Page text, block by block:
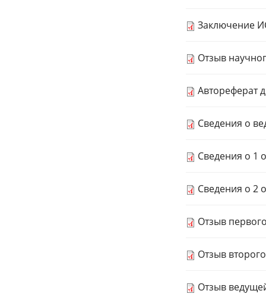
Заключение
Отзыв
Автореферат
Сведения о
Сведения о 1
Сведения о 2
Отзыв
Отзыв
Отзыв